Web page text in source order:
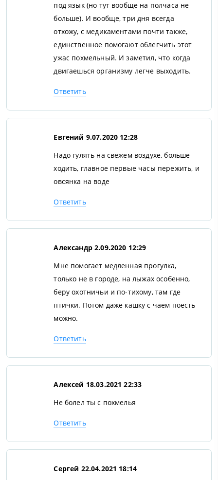
под язык (но тут вообще на полчаса не
больше). И вообще, три дня всегда
отхожу, с медикаментами почти также,
единственное помогают облегчить этот
ужас похмельный. И заметил, что когда
двигаешься организму легче выходить.
Ответить
Евгений 9.07.2020 12:28
Надо гулять на свежем воздухе, больше
ходить, главное первые часы пережить, и
овсянка на воде
Ответить
Александр 2.09.2020 12:29
Мне помогает медленная прогулка,
только не в городе, на лыжах особенно,
беру охотничьи и по-тихому, там где
птички. Потом даже кашку с чаем поесть
можно.
Ответить
Алексей 18.03.2021 22:33
Не болел ты с похмелья
Ответить
Сергей 22.04.2021 18:14